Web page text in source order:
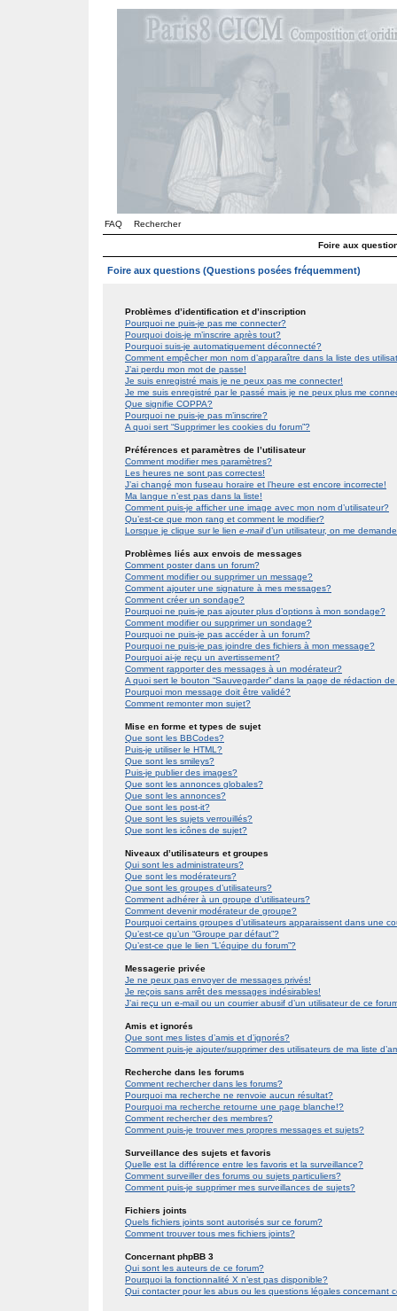
FAQ Rechercher
Foire aux
Foire aux questions (Questions posées fréquemment)
Problèmes d’identification et d’inscription
Pourquoi ne puis-je pas me connecter?
Pourquoi dois-je m’inscrire après tout?
Pourquoi suis-je automatiquement déconnecté?
Comment empêcher mon nom d’apparaître dans la liste des
J’ai perdu mon mot de passe!
Je suis enregistré mais je ne peux pas me connecter!
Je me suis enregistré par le passé mais je ne peux plus me
Que signifie COPPA?
Pourquoi ne puis-je pas m’inscrire?
A quoi sert “Supprimer les cookies du forum”?
Préférences et paramètres de l’utilisateur
Comment modifier mes paramètres?
Les heures ne sont pas correctes!
J’ai changé mon fuseau horaire et l’heure est encore incorrecte!
Ma langue n’est pas dans la liste!
Comment puis-je afficher une image avec mon nom d’utilisateur?
Qu’est-ce que mon rang et comment le modifier?
Lorsque je clique sur le lien e-maild’un utilisateur, on me
Problèmes liés aux envois de messages
Comment poster dans un forum?
Comment modifier ou supprimer un message?
Comment ajouter une signature à mes messages?
Comment créer un sondage?
Pourquoi ne puis-je pas ajouter plus d’options à mon sondage?
Comment modifier ou supprimer un sondage?
Pourquoi ne puis-je pas accéder à un forum?
Pourquoi ne puis-je pas joindre des fichiers à mon message?
Pourquoi ai-je reçu un avertissement?
Comment rapporter des messages à un modérateur?
A quoi sert le bouton “Sauvegarder” dans la page de rédaction
Pourquoi mon message doit être validé?
Comment remonter mon sujet?
Mise en forme et types de sujet
Que sont les BBCodes?
Puis-je utiliser le HTML?
Que sont les smileys?
Puis-je publier des images?
Que sont les annonces globales?
Que sont les annonces?
Que sont les post-it?
Que sont les sujets verrouillés?
Que sont les icônes de sujet?
Niveaux d’utilisateurs et groupes
Qui sont les administrateurs?
Que sont les modérateurs?
Que sont les groupes d’utilisateurs?
Comment adhérer à un groupe d’utilisateurs?
Comment devenir modérateur de groupe?
Pourquoi certains groupes d’utilisateurs apparaissent dans une
Qu’est-ce qu’un “Groupe par défaut”?
Qu’est-ce que le lien “L’équipe du forum”?
Messagerie privée
Je ne peux pas envoyer de messages privés!
Je reçois sans arrêt des messages indésirables!
J’ai reçu un e-mail ou un courrier abusif d’un utilisateur de ce
Amis et ignorés
Que sont mes listes d’amis et d’ignorés?
Comment puis-je ajouter/supprimer des utilisateurs de ma liste
Recherche dans les forums
Comment rechercher dans les forums?
Pourquoi ma recherche ne renvoie aucun résultat?
Pourquoi ma recherche retourne une page blanche!?
Comment rechercher des membres?
Comment puis-je trouver mes propres messages et sujets?
Surveillance des sujets et favoris
Quelle est la différence entre les favoris et la surveillance?
Comment surveiller des forums ou sujets particuliers?
Comment puis-je supprimer mes surveillances de sujets?
Fichiers joints
Quels fichiers joints sont autorisés sur ce forum?
Comment trouver tous mes fichiers joints?
Concernant phpBB 3
Qui sont les auteurs de ce forum?
Pourquoi la fonctionnalité X n’est pas disponible?
Qui contacter pour les abus ou les questions légales concernant